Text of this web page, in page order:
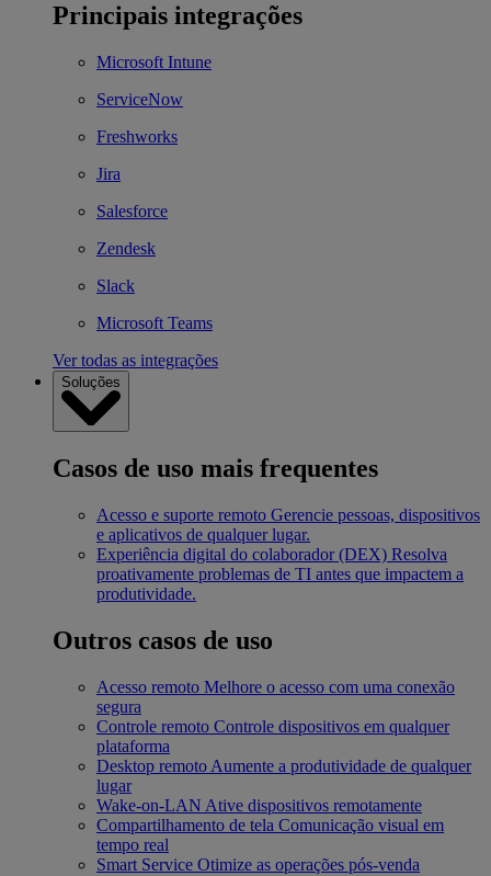
Principais integrações
Microsoft Intune
ServiceNow
Freshworks
Jira
Salesforce
Zendesk
Slack
Microsoft Teams
Ver todas as integrações
Soluções
Casos de uso mais frequentes
Acesso e suporte remoto Gerencie pessoas, dispositivos
e aplicativos de qualquer lugar.
Experiência digital do colaborador (DEX) Resolva
proativamente problemas de TI antes que impactem a
produtividade.
Outros casos de uso
Acesso remoto Melhore o acesso com uma conexão
segura
Controle remoto Controle dispositivos em qualquer
plataforma
Desktop remoto Aumente a produtividade de qualquer
lugar
Wake-on-LAN Ative dispositivos remotamente
Compartilhamento de tela Comunicação visual em
tempo real
Smart Service Otimize as operações pós-venda